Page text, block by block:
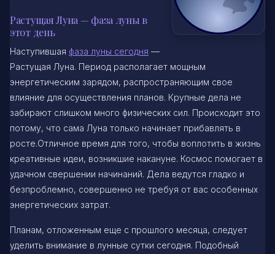
Растущая Луна — фаза луны в
этот день
Наступившая фаза луны сегодня —
Растущая Луна. Период располагает мощным
энергетическим зарядом, распространяющим свое
влияние для осуществления планов. Крупные дела не
забирают слишком много физических сил. Происходит это
потому, что сама Луна только начинает прибавлять в
росте.Отличное время для того, чтобы воплотить в жизнь
креативные идеи, возникшие накануне. Космос помогает в
удачном свершении начинаний. Дела ведутся гладко и
безпроблемно, совершенно не требуя от вас особенных
энергетических затрат.
Планам, отложенным еще с прошлого месяца, следует
уделить внимание в лунные сутки сегодня. Подобный